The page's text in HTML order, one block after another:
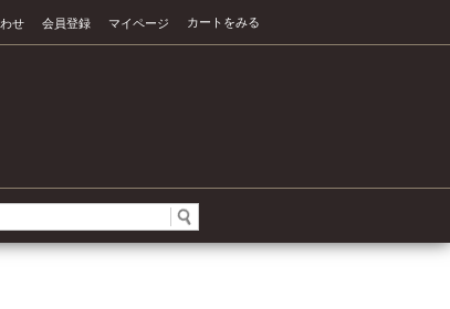
カートをみる
マイページ
会員登録
せ